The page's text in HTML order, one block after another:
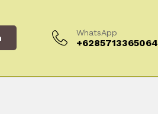
WhatsApp
+6285713365064